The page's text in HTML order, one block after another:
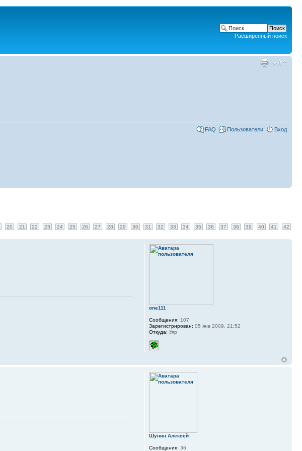
Расширенный поиск
FAQ Пользователи Вход
20 21 22 23 24 25 26 27 28 29 30 31 32 33 34 35 36 37 38 39 40 41 42
one111
Сообщения: 107
Зарегистрирован: 05 янв 2009, 21:52
Откуда: Уяр
Шунин Алексей
Сообщения: 36